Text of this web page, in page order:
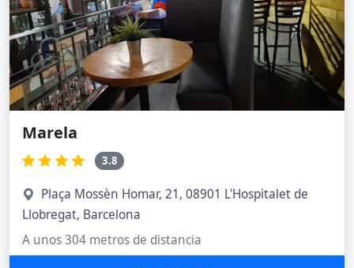
Marela
3.8
Plaça Mossèn Homar, 21, 08901 L'Hospitalet de
Llobregat, Barcelona
A unos 304 metros de distancia